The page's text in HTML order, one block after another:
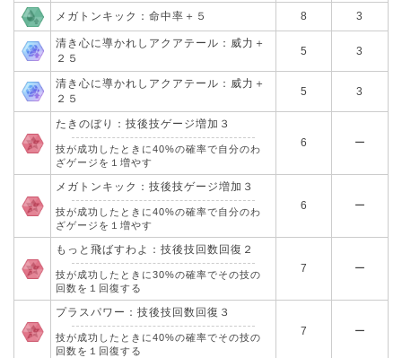
メガトンキック：命中率＋５ 8 3
清き心に導かれしアクアテール：威力＋
２５
5 3
清き心に導かれしアクアテール：威力＋
２５
5 3
たきのぼり：技後技ゲージ増加３
技が成功したときに40%の確率で自分のわ
ざゲージを１増やす
6 ー
メガトンキック：技後技ゲージ増加３
技が成功したときに40%の確率で自分のわ
ざゲージを１増やす
6 ー
もっと飛ばすわよ：技後技回数回復２
技が成功したときに30%の確率でその技の
回数を１回復する
7 ー
プラスパワー：技後技回数回復３
技が成功したときに40%の確率でその技の
回数を１回復する
7 ー